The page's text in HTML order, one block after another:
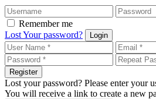
Remember me
Lost Your password?
Login
Register
Lost your password? Please enter your
You will receive a link to create a new